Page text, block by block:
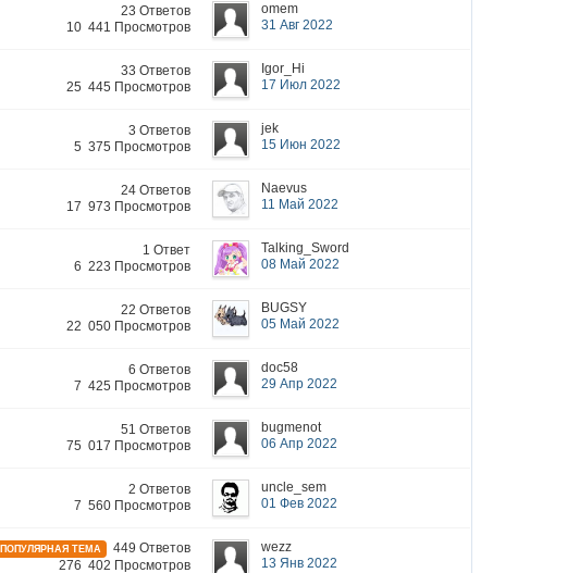
23 Ответов
10 441 Просмотров
omem
31 Авг 2022
33 Ответов
25 445 Просмотров
Igor_Hi
17 Июл 2022
3 Ответов
5 375 Просмотров
jek
15 Июн 2022
24 Ответов
17 973 Просмотров
Naevus
11 Май 2022
1 Ответ
6 223 Просмотров
Talking_Sword
08 Май 2022
22 Ответов
22 050 Просмотров
BUGSY
05 Май 2022
6 Ответов
7 425 Просмотров
doc58
29 Апр 2022
51 Ответов
75 017 Просмотров
bugmenot
06 Апр 2022
2 Ответов
7 560 Просмотров
uncle_sem
01 Фев 2022
ПОПУЛЯРНАЯ ТЕМА
449 Ответов
276 402 Просмотров
wezz
13 Янв 2022